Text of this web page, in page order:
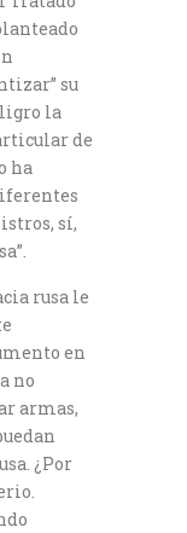
su
la
de
ha
sí,
rusa le
en
no
armas,
¿Por